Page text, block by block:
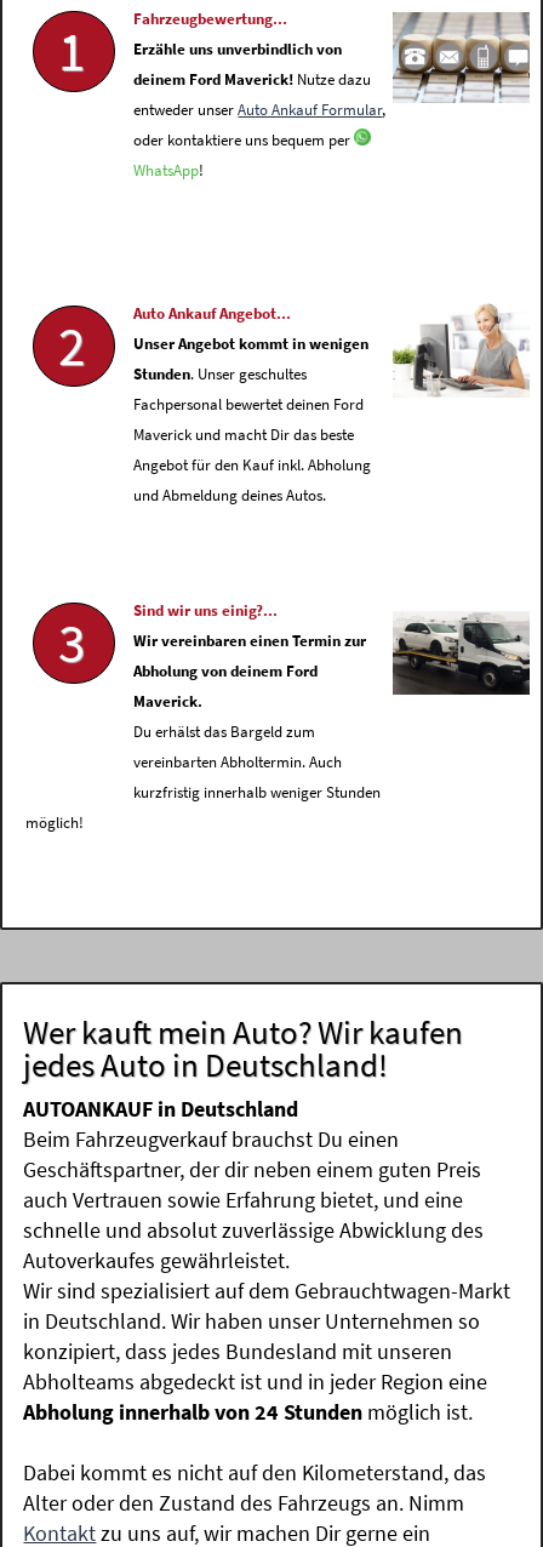
1
Fahrzeugbewertung...
Erzähle uns unverbindlich von
deinem Ford Maverick! Nutze dazu
entweder unserAuto Ankauf Formular,
oder kontaktiere uns bequem per
WhatsApp!
2
Auto Ankauf Angebot...
Unser Angebot kommt in wenigen
Stunden. Unser geschultes
Fachpersonal bewertet deinen Ford
Maverick und macht Dir das beste
Angebot für den Kauf inkl. Abholung
und Abmeldung deines Autos.
3
Sind wir uns einig?...
Wir vereinbaren einen Termin zur
Abholung von deinem Ford
Maverick.
Du erhälst das Bargeld zum
vereinbarten Abholtermin. Auch
kurzfristig innerhalb weniger Stunden
möglich!
Wer kauft mein Auto? Wir kaufen
jedes Auto in Deutschland!
AUTOANKAUF in Deutschland
Beim Fahrzeugverkauf brauchst Du einen
Geschäftspartner, der dir neben einem guten Preis
auch Vertrauen sowie Erfahrung bietet, und eine
schnelle und absolut zuverlässige Abwicklung des
Autoverkaufes gewährleistet.
Wir sind spezialisiert auf dem Gebrauchtwagen-Markt
in Deutschland. Wir haben unser Unternehmen so
konzipiert, dass jedes Bundesland mit unseren
Abholteams abgedeckt ist und in jeder Region eine
Abholung innerhalb von 24 Stunden möglich ist.
Dabei kommt es nicht auf den Kilometerstand, das
Alter oder den Zustand des Fahrzeugs an. Nimm
Kontaktzu uns auf, wir machen Dir gerne ein